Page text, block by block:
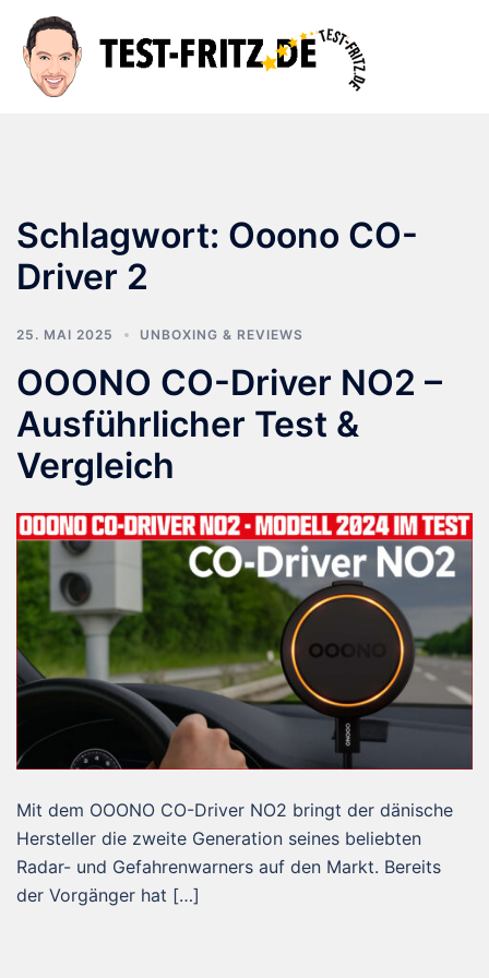
Inhalt
springen
Schlagwort: Ooono CO-
Driver 2
25. MAI 2025 UNBOXING & REVIEWS
OOONO CO-Driver NO2 –
Ausführlicher Test &
Vergleich
Mit dem OOONO CO-Driver NO2 bringt der dänische
Hersteller die zweite Generation seines beliebten
Radar- und Gefahrenwarners auf den Markt. Bereits
der Vorgänger hat […]